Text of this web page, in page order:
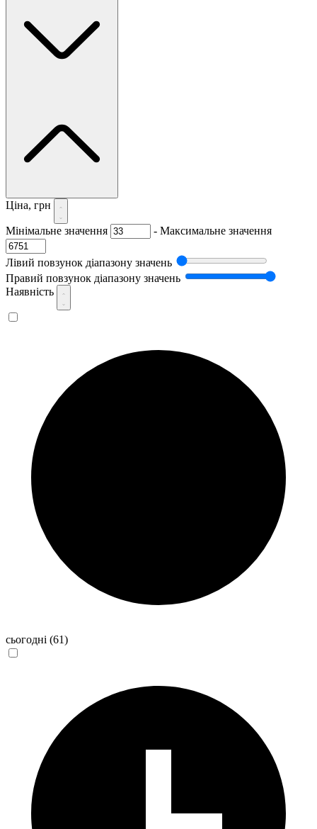
Ціна, грн
Мінімальне значення - Максимальне значення
Лівий повзунок діапазону значень
Правий повзунок діапазону значень
Наявність
сьогодні (61)